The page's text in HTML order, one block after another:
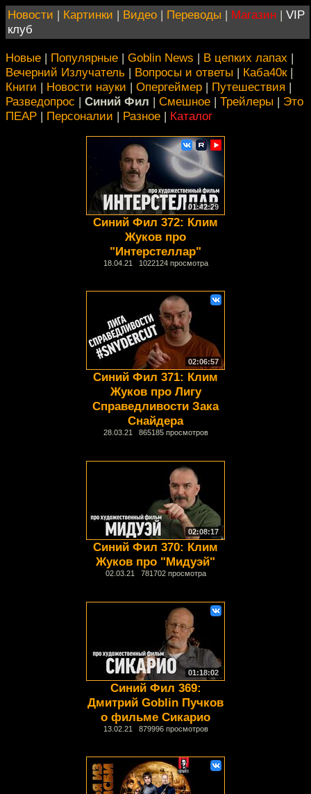
Новости | Картинки | Видео | Переводы | Магазин | VIP
клуб
Новые | Популярные | Goblin News | В цепких лапах |
Вечерний Излучатель | Вопросы и ответы | Каба40к|
Книги | Новости науки | Опергеймер | Путешествия |
Разведопрос | Синий Фил | Смешное | Трейлеры | Это
ПЕАР | Персоналии | Разное | Каталог
01:42:29
Синий Фил 372: Клим
Жуков про
"Интерстеллар"
18.04.21 1022124 просмотра
02:06:57
Синий Фил 371: Клим
Жуков про Лигу
Справедливости Зака
Снайдера
28.03.21 865185 просмотров
02:08:17
Синий Фил 370: Клим
Жуков про "Мидуэй"
02.03.21 781702 просмотра
01:18:02
Синий Фил 369:
Дмитрий Goblin Пучков
о фильме Сикарио
13.02.21 879996 просмотров